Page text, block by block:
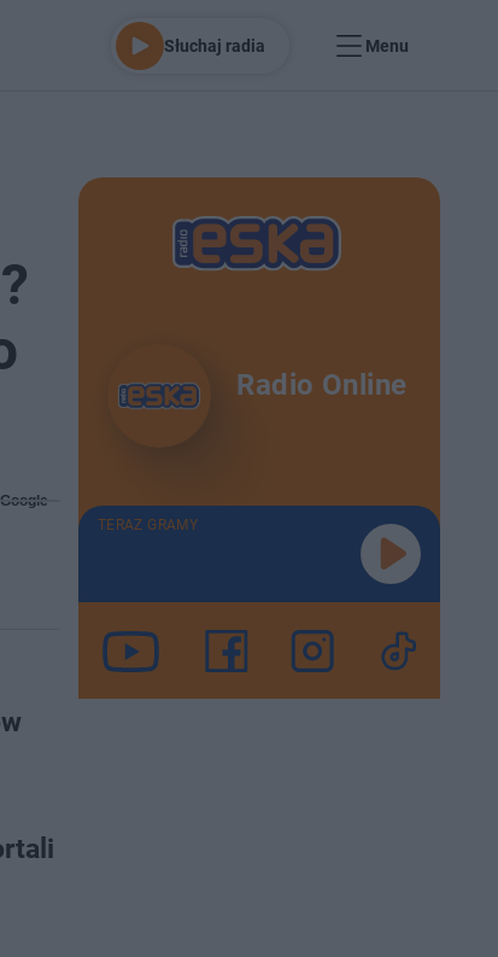
Słuchaj radia Menu
Radio Online
TERAZ GRAMY